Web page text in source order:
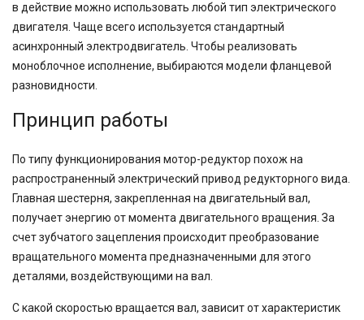
в действие можно использовать любой тип электрического
двигателя. Чаще всего используется стандартный
асинхронный электродвигатель. Чтобы реализовать
моноблочное исполнение, выбираются модели фланцевой
разновидности.
Принцип работы
По типу функционирования мотор-редуктор похож на
распространенный электрический привод редукторного вида.
Главная шестерня, закрепленная на двигательный вал,
получает энергию от момента двигательного вращения. За
счет зубчатого зацепления происходит преобразование
вращательного момента предназначенными для этого
деталями, воздействующими на вал.
С какой скоростью вращается вал, зависит от характеристик